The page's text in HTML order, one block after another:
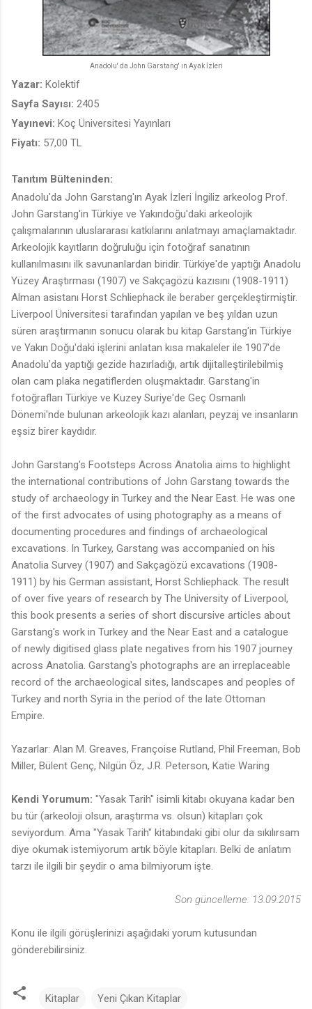
Anadolu' da John Garstang' ın Ayak İzleri
Yazar: Kolektif
Sayfa Sayısı: 2405
Yayınevi: Koç Üniversitesi Yayınları
Fiyatı: 57,00 TL
Tanıtım Bülteninden:
Anadolu'da John Garstang'ın Ayak İzleri İngiliz arkeolog Prof.
John Garstang'in Türkiye ve Yakındoğu'daki arkeolojik
çalışmalarının uluslararası katkılarını anlatmayı amaçlamaktadır.
Arkeolojik kayıtların doğruluğu için fotoğraf sanatının
kullanılmasını ilk savunanlardan biridir. Türkiye'de yaptığı Anadolu
Yüzey Araştırması (1907) ve Sakçagözü kazısını (1908-1911)
Alman asistanı Horst Schliephack ile beraber gerçekleştirmiştir.
Liverpool Üniversitesi tarafından yapılan ve beş yıldan uzun
süren araştırmanın sonucu olarak bu kitap Garstang'in Türkiye
ve Yakın Doğu'daki işlerini anlatan kısa makaleler ile 1907'de
Anadolu'da yaptığı gezide hazırladığı, artık dijitalleştirilebilmiş
olan cam plaka negatiflerden oluşmaktadır. Garstang'in
fotoğrafları Türkiye ve Kuzey Suriye'de Geç Osmanlı
Dönemi'nde bulunan arkeolojik kazı alanları, peyzaj ve insanların
eşsiz birer kaydıdır.
John Garstang's Footsteps Across Anatolia aims to highlight
the international contributions of John Garstang towards the
study of archaeology in Turkey and the Near East. He was one
of the first advocates of using photography as a means of
documenting procedures and findings of archaeological
excavations. In Turkey, Garstang was accompanied on his
Anatolia Survey (1907) and Sakçagözü excavations (1908-
1911) by his German assistant, Horst Schliephack. The result
of over five years of research by The University of Liverpool,
this book presents a series of short discursive articles about
Garstang's work in Turkey and the Near East and a catalogue
of newly digitised glass plate negatives from his 1907 journey
across Anatolia. Garstang's photographs are an irreplaceable
record of the archaeological sites, landscapes and peoples of
Turkey and north Syria in the period of the late Ottoman
Empire.
Yazarlar: Alan M. Greaves, Françoise Rutland, Phil Freeman, Bob
Miller, Bülent Genç, Nilgün Öz, J.R. Peterson, Katie Waring
Kendi Yorumum: "Yasak Tarih" isimli kitabı okuyana kadar ben
bu tür (arkeoloji olsun, araştırma vs. olsun) kitapları çok
seviyordum. Ama "Yasak Tarih" kitabındaki gibi olur da sıkılırsam
diye okumak istemiyorum artık böyle kitapları. Belki de anlatım
tarzı ile ilgili bir şeydir o ama bilmiyorum işte.
Son güncelleme: 13.09.2015
Konu ile ilgili görüşlerinizi aşağıdaki yorum kutusundan
gönderebilirsiniz.
Kitaplar Yeni Çıkan Kitaplar